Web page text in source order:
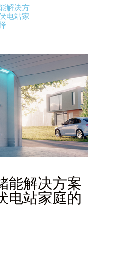
解决方
电站家
能解决方案
电站家庭的